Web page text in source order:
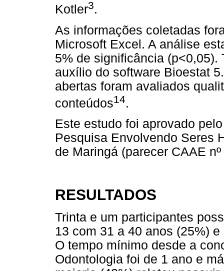
Kotler3.
As informações coletadas
Microsoft Excel. A análise
5% de significância (p<0,05).
auxílio do software Bioestat
abertas foram avaliados
conteúdos14.
Este estudo foi aprovado
Pesquisa Envolvendo Seres
de Maringá (parecer CAAE
RESULTADOS
Trinta e um participantes
13 com 31 a 40 anos (25%)
O tempo mínimo desde a
Odontologia foi de 1 ano e